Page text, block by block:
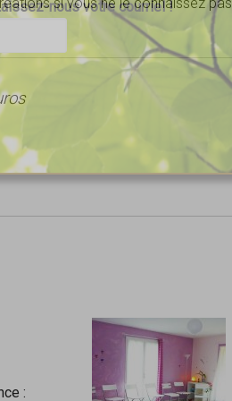
:
nous votre courriel !